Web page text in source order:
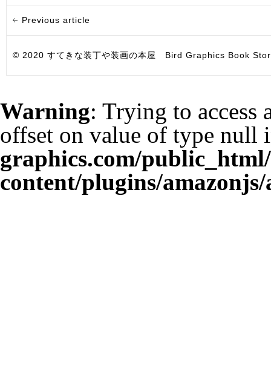
Previous article
© 2020 すてきな装丁や装画の本屋 Bird Graphics Book
Warning: Trying to access
offset on value of type null
graphics.com/
content/plugins/